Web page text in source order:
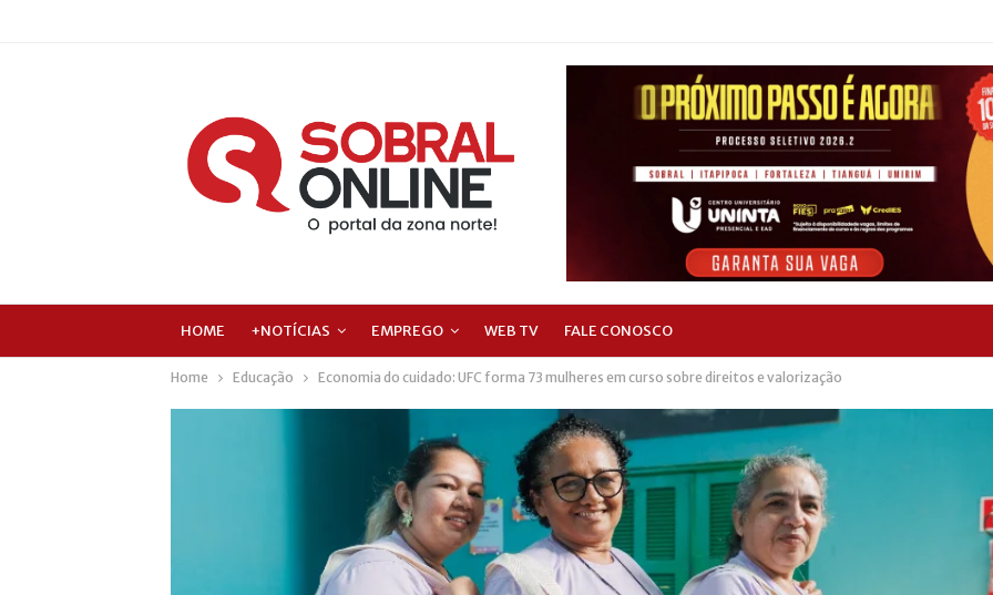
HOME +NOTÍCIAS EMPREGO WEB TV FALE CONOSCO
Home Educação Economia do cuidado: UFC forma 73 mulheres em curso sobre direitos e valorização